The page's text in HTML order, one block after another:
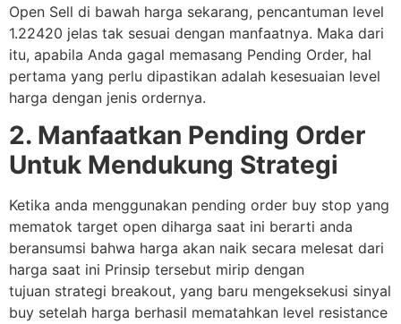
Open Sell di bawah harga sekarang, pencantuman level
1.22420 jelas tak sesuai dengan manfaatnya. Maka dari
itu, apabila Anda gagal memasang Pending Order, hal
pertama yang perlu dipastikan adalah kesesuaian level
harga dengan jenis ordernya.
2. Manfaatkan Pending Order
Untuk Mendukung Strategi
Ketika anda menggunakan pending order buy stop yang
mematok target open diharga saat ini berarti anda
beransumsi bahwa harga akan naik secara melesat dari
harga saat ini Prinsip tersebut mirip dengan
tujuan strategi breakout, yang baru mengeksekusi sinyal
buy setelah harga berhasil mematahkan level resistance